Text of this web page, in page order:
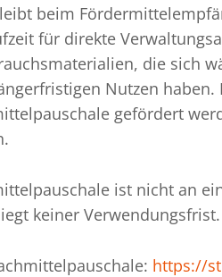
beim
für direkte
die sich
Nutzen haben.
gefördert
ist nicht an
keiner Verwendungsfrist.
https://